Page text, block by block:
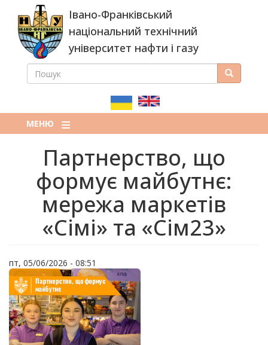
основного
вмісту
Івано-Франківський
національний технічний
університет нафти і газу
ПОШУКОВА
ПОШУК Пошук
МЕНЮ
Партнерство, що
формує майбутнє:
мережа маркетів
«Сімі» та «Сім23»
пт, 05/06/2026 - 08:51